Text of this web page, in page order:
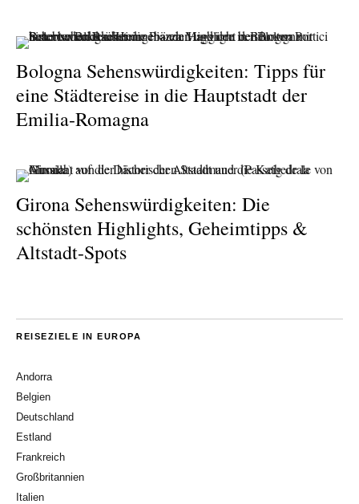
Bologna Sehenswürdigkeiten: Tipps für
eine Städtereise in die Hauptstadt der
Emilia-Romagna
Girona Sehenswürdigkeiten: Die
schönsten Highlights, Geheimtipps &
Altstadt-Spots
REISEZIELE IN EUROPA
Andorra
Belgien
Deutschland
Estland
Frankreich
Großbritannien
Italien